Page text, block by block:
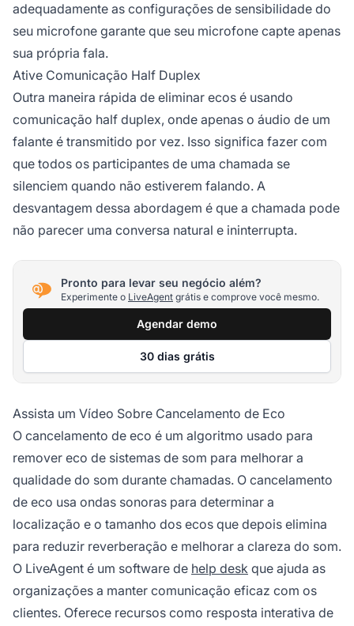
adequadamente as configurações de sensibilidade do
seu microfone garante que seu microfone capte apenas
sua própria fala.
Ative Comunicação Half Duplex
Outra maneira rápida de eliminar ecos é usando
comunicação half duplex, onde apenas o áudio de um
falante é transmitido por vez. Isso significa fazer com
que todos os participantes de uma chamada se
silenciem quando não estiverem falando. A
desvantagem dessa abordagem é que a chamada pode
não parecer uma conversa natural e ininterrupta.
Pronto para levar seu negócio além?
Experimente o LiveAgent grátis e comprove você mesmo.
Agendar demo
30 dias grátis
Assista um Vídeo Sobre Cancelamento de Eco
O cancelamento de eco é um algoritmo usado para
remover eco de sistemas de som para melhorar a
qualidade do som durante chamadas. O cancelamento
de eco usa ondas sonoras para determinar a
localização e o tamanho dos ecos que depois elimina
para reduzir reverberação e melhorar a clareza do som.
O LiveAgent é um software de help desk que ajuda as
organizações a manter comunicação eficaz com os
clientes. Oferece recursos como resposta interativa de